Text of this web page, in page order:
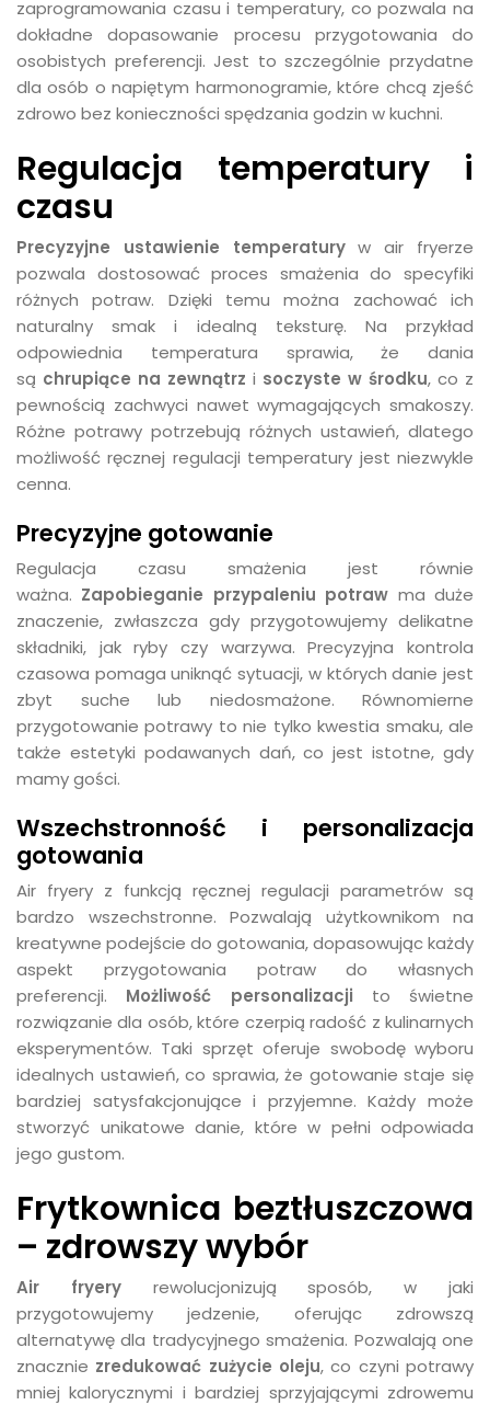
zaprogramowania czasu i temperatury, co pozwala na
dokładne dopasowanie procesu przygotowania do
osobistych preferencji. Jest to szczególnie przydatne
dla osób o napiętym harmonogramie, które chcą zjeść
zdrowo bez konieczności spędzania godzin w kuchni.
Regulacja temperatury i
czasu
Precyzyjne ustawienie temperaturyw air fryerze
pozwala dostosować proces smażenia do specyfiki
różnych potraw. Dzięki temu można zachować ich
naturalny smak i idealną teksturę. Na przykład
odpowiednia temperatura sprawia, że dania
są chrupiące na zewnątrz i soczyste w środku, co z
pewnością zachwyci nawet wymagających smakoszy.
Różne potrawy potrzebują różnych ustawień, dlatego
możliwość ręcznej regulacji temperatury jest niezwykle
cenna.
Precyzyjne gotowanie
Regulacja czasu smażenia jest równie
ważna. Zapobieganie przypaleniu potraw ma duże
znaczenie, zwłaszcza gdy przygotowujemy delikatne
składniki, jak ryby czy warzywa. Precyzyjna kontrola
czasowa pomaga uniknąć sytuacji, w których danie jest
zbyt suche lub niedosmażone. Równomierne
przygotowanie potrawy to nie tylko kwestia smaku, ale
także estetyki podawanych dań, co jest istotne, gdy
mamy gości.
Wszechstronność i personalizacja
gotowania
Air fryery z funkcją ręcznej regulacji parametrów są
bardzo wszechstronne. Pozwalają użytkownikom na
kreatywne podejście do gotowania, dopasowując każdy
aspekt przygotowania potraw do własnych
preferencji. Możliwość personalizacji to świetne
rozwiązanie dla osób, które czerpią radość z kulinarnych
eksperymentów. Taki sprzęt oferuje swobodę wyboru
idealnych ustawień, co sprawia, że gotowanie staje się
bardziej satysfakcjonujące i przyjemne. Każdy może
stworzyć unikatowe danie, które w pełni odpowiada
jego gustom.
Frytkownica beztłuszczowa
– zdrowszy wybór
Air fryeryrewolucjonizują sposób, w jaki
przygotowujemy jedzenie, oferując zdrowszą
alternatywę dla tradycyjnego smażenia. Pozwalają one
znacznie zredukować zużycie oleju, co czyni potrawy
mniej kalorycznymi i bardziej sprzyjającymi zdrowemu